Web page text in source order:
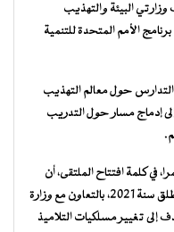
البيئة والتهذيب
الأمم المتحدة للتنمية
التدارس حول معالم التهذيب
إدماج مسار حول التدريب
في كلمة افتتاح الملتقى، أن
البرنامج الوطني للمدارس الخضراء، الذي انطلق سنة 2021، بالتعاون مع وزارة
إلى تغيير مسلكيات التلاميذ